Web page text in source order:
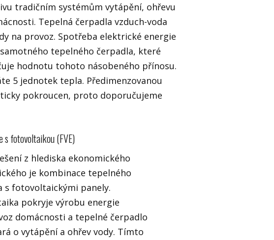
tradičním systémům vytápění, ohřevu
Tepelná čerpadla vzduch-voda
na provoz. Spotřeba elektrické energie
tepelného čerpadla, které
hodnotu tohoto násobeného přínosu.
5 jednotek tepla. Předimenzovanou
pokroucen, proto doporučujeme
s fotovoltaikou (FVE)
z hlediska ekonomického
je kombinace tepelného
s fotovoltaickými panely.
pokryje výrobu energie
domácnosti a tepelné čerpadlo
o vytápění a ohřev vody. Tímto